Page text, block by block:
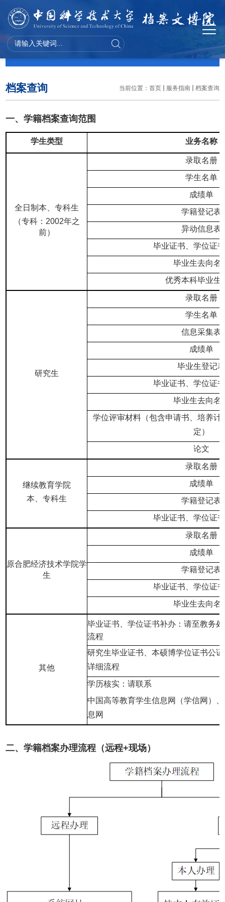
服务指南
档案查询 当前位置： 首页 服务指南 档案查询
一、学籍档案查询范围
学生类型 业务名称
全日制本、专科生
（专科：2002年之
前）
录取名册
学生名单
成绩单
学籍登记表
异动信息表
毕业证书、学位证
毕业生去向名
优秀本科毕业生
研究生
录取名册
学生名单
信息采集表
成绩单
毕业生登记表
毕业证书、学位证
毕业生去向名
学位评审材料（包含申请书、培养计
定）
论文
继续教育学院
本、专科生
录取名册
成绩单
学籍登记表
毕业证书、学位证
原合肥经济技术学院学
生
录取名册
成绩单
学籍登记表
毕业证书、学位证
毕业生去向名
其他
毕业证书、学位证书补办：请至教务
流程
研究生毕业证书、本硕博学位证书公
详细流程
学历核实：请联系
中国高等教育学生信息网（学信网）
息网
二、学籍档案办理流程（远程+现场）